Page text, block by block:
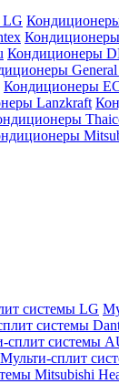
LG
Кондиционеры
General
Кондиционеры
Lanzkraft
системы LG
системы
сплит системы
Мульти-сплит
Mitsubishi